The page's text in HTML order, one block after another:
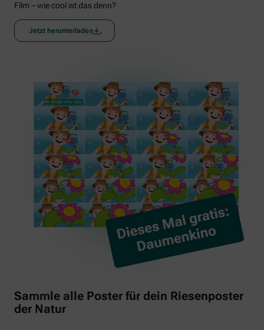
Film – wie cool ist das denn?
Jetzt herunterladen
Sammle alle Poster für dein Riesenposter
der Natur